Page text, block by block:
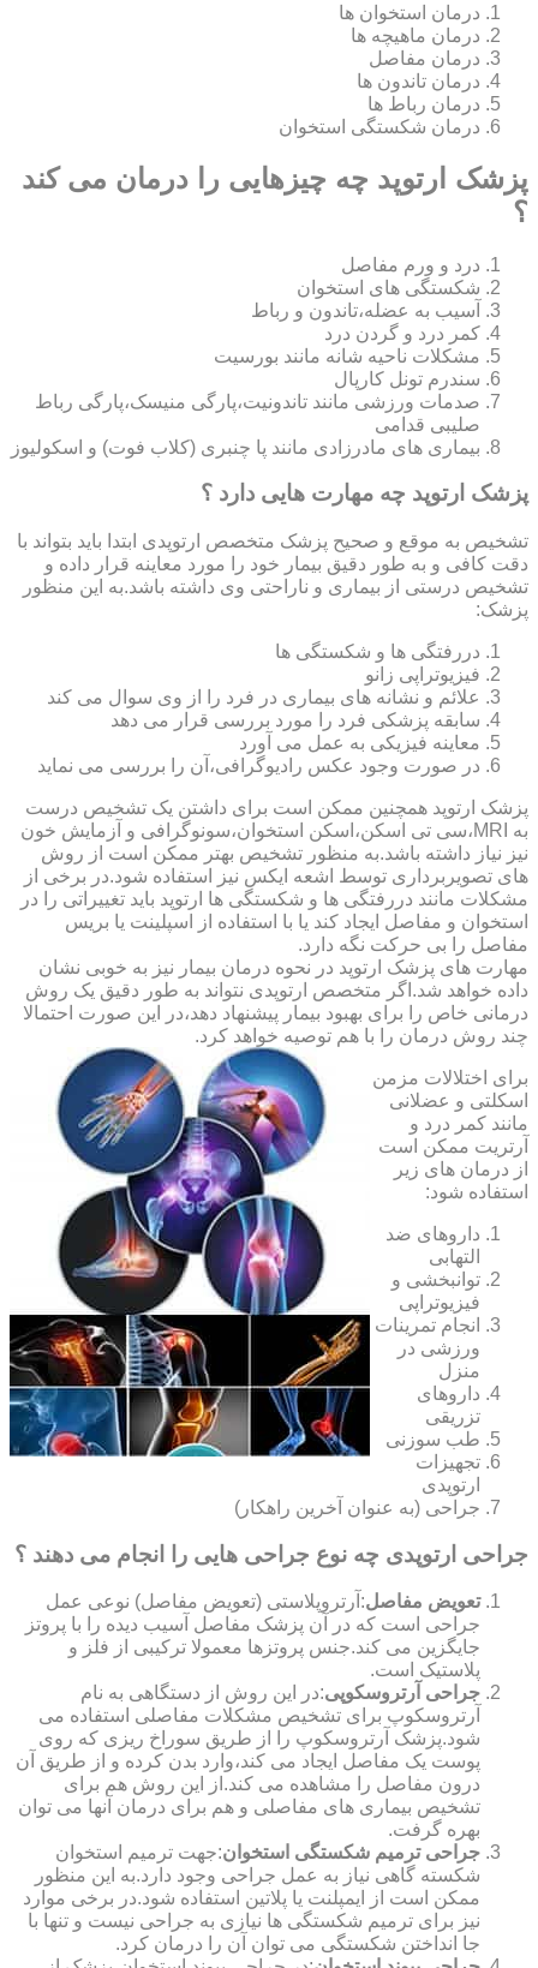
درمان استخوان ها
درمان ماهیچه ها
درمان مفاصل
درمان تاندون ها
درمان رباط ها
درمان شکستگی استخوان
پزشک ارتوپد چه چیزهایی را درمان می کند
؟
درد و ورم مفاصل
شکستگی های استخوان
آسیب به عضله،تاندون و رباط
کمر درد و گردن درد
مشکلات ناحیه شانه مانند بورسیت
سندرم تونل کارپال
صدمات ورزشی مانند تاندونیت،پارگی منیسک،پارگی رباط
صلیبی قدامی
بیماری های مادرزادی مانند پا چنبری (کلاب فوت) و اسکولیوز
پزشک ارتوپد چه مهارت هایی دارد ؟
تشخیص به موقع و صحیح پزشک متخصص ارتوپدی ابتدا باید بتواند با
دقت کافی و به طور دقیق بیمار خود را مورد معاینه قرار داده و
تشخیص درستی از بیماری و ناراحتی وی داشته باشد.به این منظور
پزشک:
دررفتگی ها و شکستگی ها
فیزیوتراپی زانو
علائم و نشانه های بیماری در فرد را از وی سوال می کند
سابقه پزشکی فرد را مورد بررسی قرار می دهد
معاینه فیزیکی به عمل می آورد
در صورت وجود عکس رادیوگرافی،آن را بررسی می‎ نماید
پزشک ارتوپد همچنین ممکن است برای داشتن یک تشخیص درست
به MRI،سی تی اسکن،اسکن استخوان،سونوگرافی و آزمایش خون
نیز نیاز داشته باشد.به منظور تشخیص بهتر ممکن است از روش
های تصویربرداری توسط اشعه ایکس نیز استفاده شود.در برخی از
مشکلات مانند دررفتگی ها و شکستگی ها ارتوپد باید تغییراتی را در
استخوان و مفاصل ایجاد کند یا با استفاده از اسپلینت یا بریس
مفاصل را بی حرکت نگه دارد.
مهارت های پزشک ارتوپد در نحوه درمان بیمار نیز به خوبی نشان
داده خواهد شد.اگر متخصص ارتوپدی نتواند به طور دقیق یک روش
درمانی خاص را برای بهبود بیمار پیشنهاد دهد،در این صورت احتمالا
چند روش درمان را با هم توصیه خواهد کرد.
برای اختلالات مزمن
اسکلتی و عضلانی
مانند کمر درد و
آرتریت ممکن است
از درمان های زیر
استفاده شود:
داروهای ضد
التهابی
توانبخشی و
فیزیوتراپی
انجام تمرینات
ورزشی در
منزل
داروهای
تزریقی
طب سوزنی
تجهیزات
ارتوپدی
جراحی (به عنوان آخرین راهکار)
جراحی ارتوپدی چه نوع جراحی هایی را انجام می دهند ؟
تعویض مفاصل:آرتروپلاستی (تعویض مفاصل) نوعی عمل
جراحی است که در آن پزشک مفاصل آسیب دیده را با پروتز
جایگزین می کند.جنس پروتزها معمولا ترکیبی از فلز و
پلاستیک است.
جراحی آرتروسکوپی:در این روش از دستگاهی به نام
آرتروسکوپ برای تشخیص مشکلات مفاصلی استفاده می
شود.پزشک آرتروسکوپ را از طریق سوراخ ریزی که روی
پوست یک مفاصل ایجاد می کند،وارد بدن کرده و از طریق آن
درون مفاصل را مشاهده می کند.از این روش هم برای
تشخیص بیماری های مفاصلی و هم برای درمان آنها می توان
بهره گرفت.
جراحی ترمیم شکستگی استخوان:جهت ترمیم استخوان
شکسته گاهی نیاز به عمل جراحی وجود دارد.به این منظور
ممکن است از ایمپلنت یا پلاتین استفاده شود.در برخی موارد
نیز برای ترمیم شکستگی ها نیازی به جراحی نیست و تنها با
جا انداختن شکستگی می توان آن را درمان کرد.